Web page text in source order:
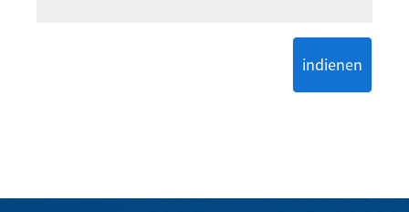
indienen